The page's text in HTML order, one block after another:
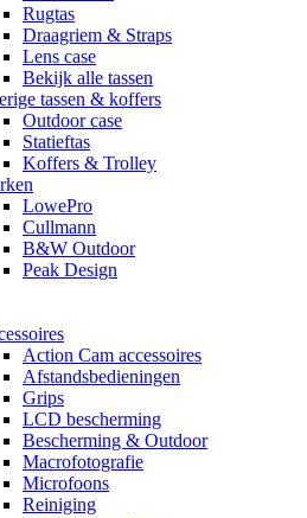
Rugtas
Draagriem & Straps
Lens case
Bekijk alle tassen
tassen & koffers
Outdoor case
Statieftas
Koffers & Trolley
LowePro
Cullmann
B&W Outdoor
Peak Design
Action Cam accessoires
Afstandsbedieningen
Grips
LCD bescherming
Bescherming & Outdoor
Macrofotografie
Microfoons
Reiniging